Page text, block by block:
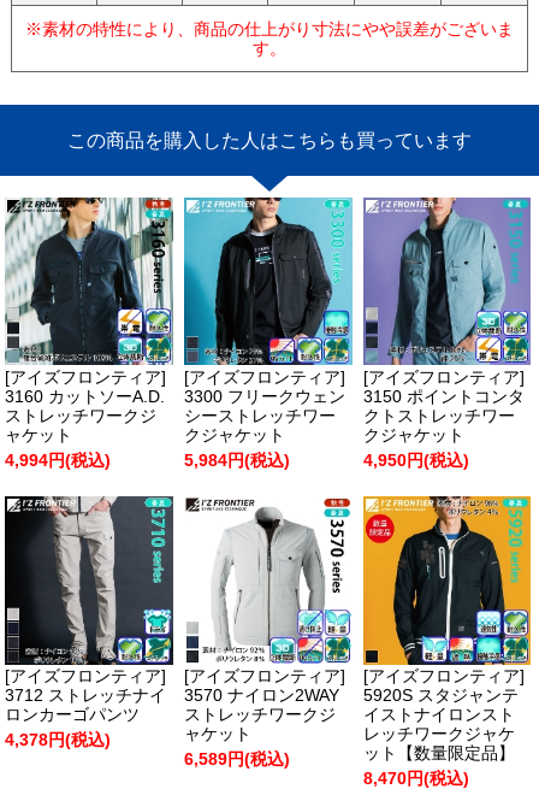
※素材の特性により、商品の仕上がり寸法にやや誤差がございま
す。
この商品を購入した人はこちらも買っています
[アイズフロンティア]
3160 カットソーA.D.
ストレッチワークジ
ャケット
4,994円(税込)
[アイズフロンティア]
3300 フリークウェン
シーストレッチワー
クジャケット
5,984円(税込)
[アイズフロンティア]
3150 ポイントコンタ
クトストレッチワー
クジャケット
4,950円(税込)
[アイズフロンティア]
3712 ストレッチナイ
ロンカーゴパンツ
4,378円(税込)
[アイズフロンティア]
3570 ナイロン2WAY
ストレッチワークジ
ャケット
6,589円(税込)
[アイズフロンティア]
5920S スタジャンテ
イストナイロンスト
レッチワークジャケ
ット【数量限定品】
8,470円(税込)